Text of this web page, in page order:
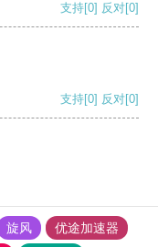
支持[0] 反对[0]
支持[0] 反对[0]
旋风
优途加速器